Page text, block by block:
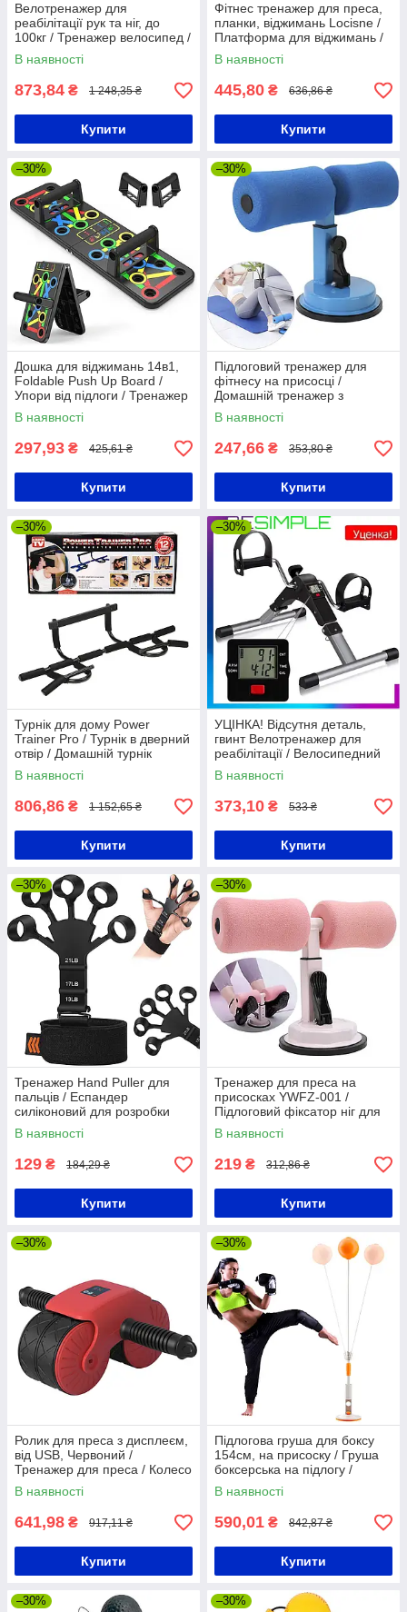
Велотренажер для
реабілітації рук та ніг, до
100кг / Тренажер велосипед /
Реабілітаційний тренажер з
дисплеєм
В наявності
873,84 ₴ 1 248,35 ₴
Купити
Фітнес тренажер для преса,
планки, віджимань Locisne /
Платформа для віджимань /
Дошка для віджимань
В наявності
445,80 ₴ 636,86 ₴
Купити
–30%
Дошка для віджимань 14в1,
Foldable Push Up Board /
Упори від підлоги / Тренажер
для вправ
В наявності
297,93 ₴ 425,61 ₴
Купити
–30%
Підлоговий тренажер для
фітнесу на присосці /
Домашній тренажер з
фіксацією ніг / Спортивне
обладнання
В наявності
247,66 ₴ 353,80 ₴
Купити
–30%
Турнік для дому Power
Trainer Pro / Турнік в дверний
отвір / Домашній турнік
В наявності
806,86 ₴ 1 152,65 ₴
Купити
–30%
УЦІНКА! Відсутня деталь,
гвинт Велотренажер для
реабілітації / Велосипедний
тренажер для рук і ніг
В наявності
373,10 ₴ 533 ₴
Купити
–30%
Тренажер Hand Puller для
пальців / Еспандер
силіконовий для розробки
пальців руки
В наявності
129 ₴ 184,29 ₴
Купити
–30%
Тренажер для преса на
присосках YWFZ-001 /
Підлоговий фіксатор ніг для
фітнесу
В наявності
219 ₴ 312,86 ₴
Купити
–30%
Ролик для преса з дисплеєм,
від USB, Червоний /
Тренажер для преса / Колесо
для преса / Тренажер для
живота
В наявності
641,98 ₴ 917,11 ₴
Купити
–30%
Підлогова груша для боксу
154см, на присоску / Груша
боксерська на підлогу /
Стійка для боксу / Швидкісна
груша
В наявності
590,01 ₴ 842,87 ₴
Купити
–30% –30%